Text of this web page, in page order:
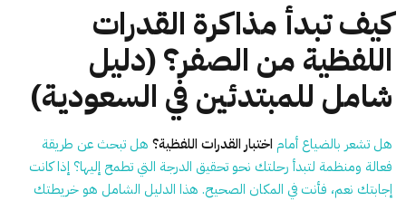
كيف تبدأ مذاكرة القدرات
اللفظية من الصفر؟ (دليل
شامل للمبتدئين في السعودية)
هل تشعر بالضياع أمام اختبار القدرات اللفظية؟ هل تبحث عن طريقة
فعالة ومنظمة لتبدأ رحلتك نحو تحقيق الدرجة التي تطمح إليها؟ إذا كانت
إجابتك نعم، فأنت في المكان الصحيح. هذا الدليل الشامل هو خريطتك